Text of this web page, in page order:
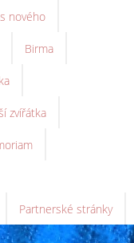
nového
Birma
zvířátka
Partnerské stránky